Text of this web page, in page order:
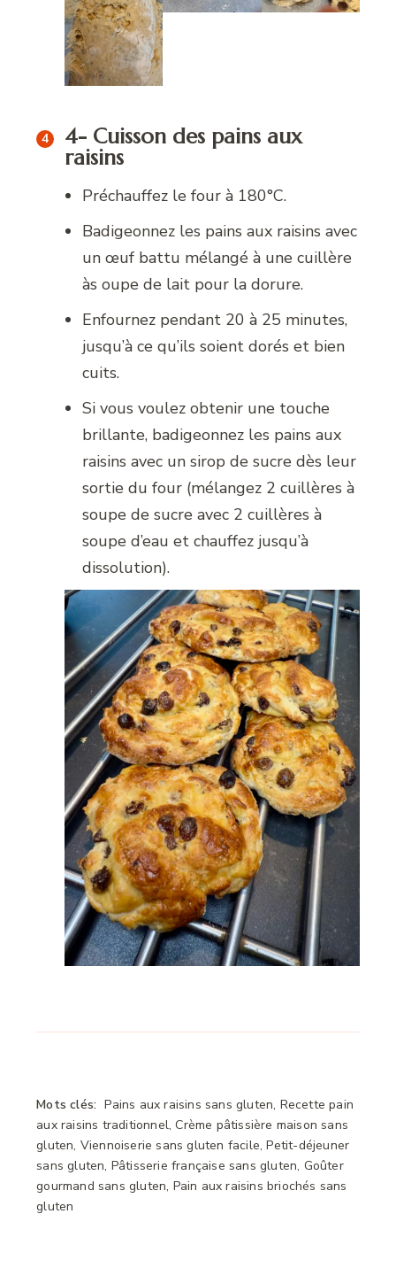
4- Cuisson des pains aux
raisins
Préchauffez le four à 180°C.
Badigeonnez les pains aux raisins avec
un œuf battu mélangé à une cuillère
às oupe de lait pour la dorure.
Enfournez pendant 20 à 25 minutes,
jusqu’à ce qu’ils soient dorés et bien
cuits.
Si vous voulez obtenir une touche
brillante, badigeonnez les pains aux
raisins avec un sirop de sucre dès leur
sortie du four (mélangez 2 cuillères à
soupe de sucre avec 2 cuillères à
soupe d’eau et chauffez jusqu’à
dissolution).
Mots clés: Pains aux raisins sans gluten, Recette pain
aux raisins traditionnel, Crème pâtissière maison sans
gluten, Viennoiserie sans gluten facile, Petit-déjeuner
sans gluten, Pâtisserie française sans gluten, Goûter
gourmand sans gluten, Pain aux raisins briochés sans
gluten